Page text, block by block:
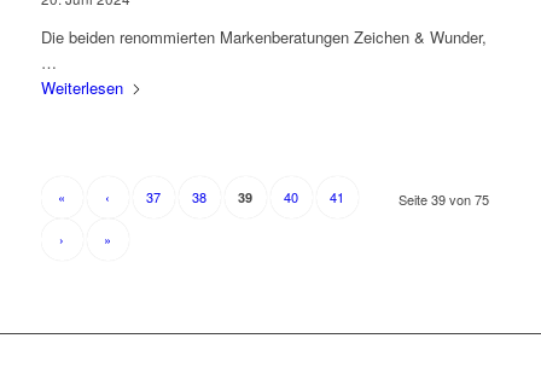
Die beiden renommierten Markenberatungen Zeichen & Wunder,
…
Weiterlesen
Seite 39 von 75
« ‹ 37 38 39 40 41
› »